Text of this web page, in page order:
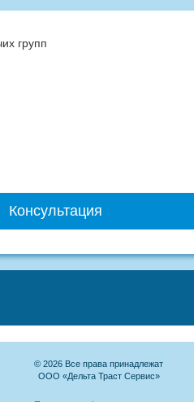
групп
Консультация
© 2026 Все права принадлежат
ООО «Дельта Траст Сервис»